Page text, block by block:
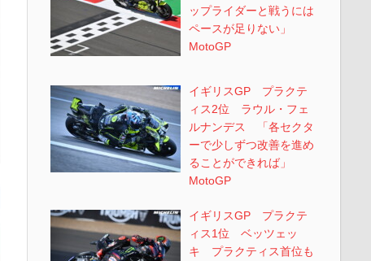
ップライダーと戦うには
ペースが足りない」
MotoGP
イギリスGP プラクテ
ィス2位 ラウル・フェ
ルナンデス 「各セクタ
ーで少しずつ改善を進め
ることができれば」
MotoGP
イギリスGP プラクテ
ィス1位 ベッツェッ
キ プラクティス首位も